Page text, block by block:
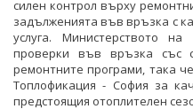
силен контрол върху
задълженията във връзка с
услуга. Министерството
проверки във връзка със
ремонтните програми, така
Топлофикация - София за
предстоящия отоплителен